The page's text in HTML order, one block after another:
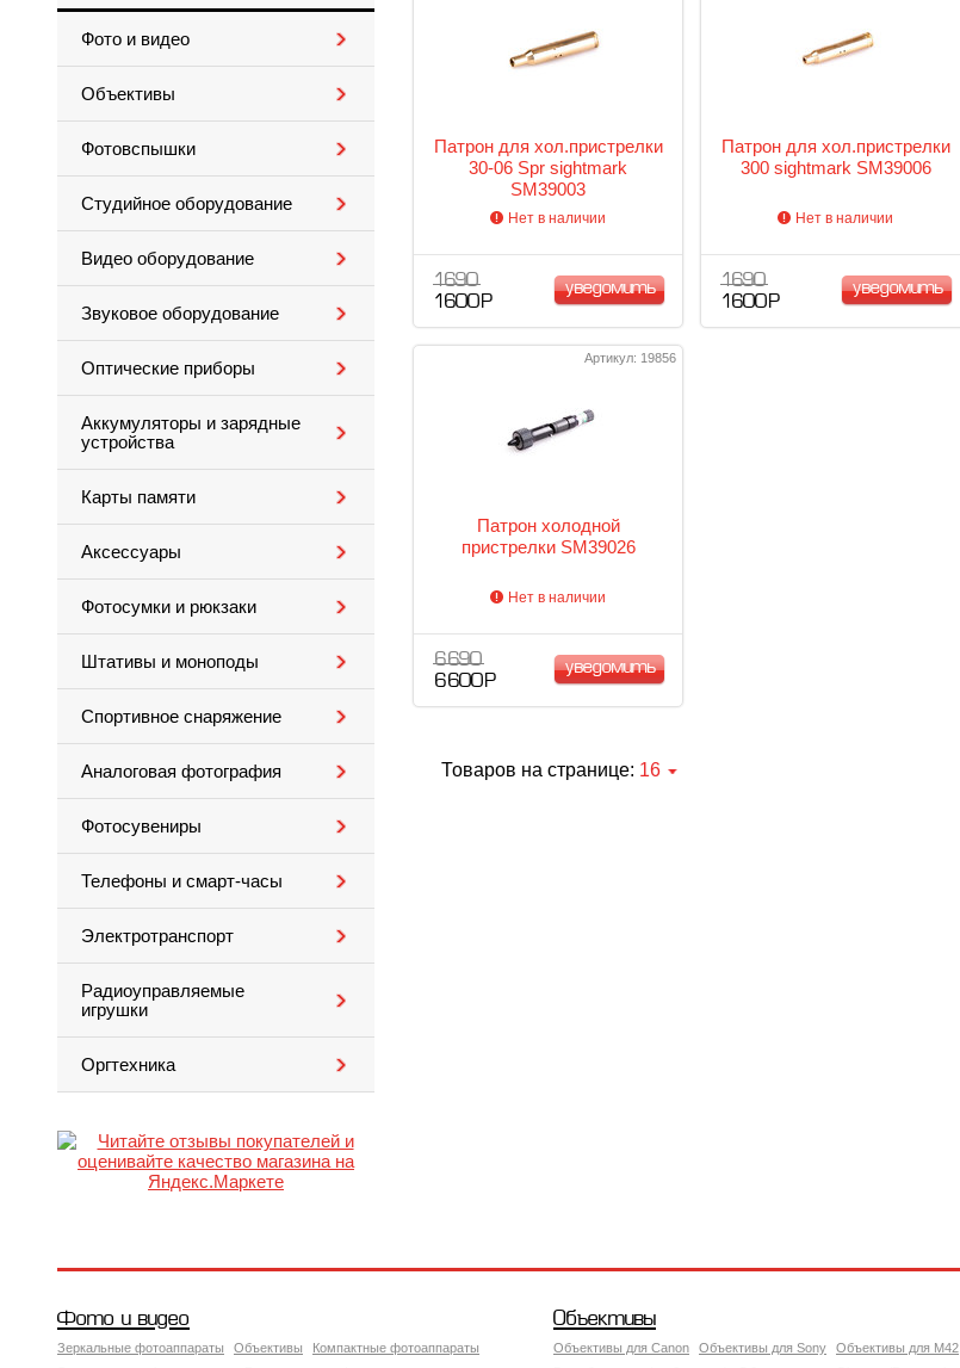
Фото и видео
Объективы
Фотовспышки
Студийное оборудование
Видео оборудование
Звуковое оборудование
Оптические приборы
Аккумуляторы и зарядные
устройства
Карты памяти
Аксессуары
Фотосумки и рюкзаки
Штативы и моноподы
Спортивное снаряжение
Аналоговая фотография
Фотосувениры
Телефоны и смарт-часы
Электротранспорт
Радиоуправляемые
игрушки
Оргтехника
Патрон для хол.пристрелки
30-06 Spr sightmark
SM39003
Нет в наличии
1 690
1 600 Р
уведомить
Патрон для хол.пристрелки
300 sightmark SM39006
Нет в наличии
1 690
1 600 Р
уведомить
Артикул: 19856
Патрон холодной
пристрелки SM39026
Нет в наличии
6 690
6 600 Р
уведомить
Товаров на странице: 16
Фото и видео
Зеркальные фотоаппараты Объективы
Компактные фотоаппараты
Объективы
Объективы для Canon Объективы для Sony
Объективы для M42